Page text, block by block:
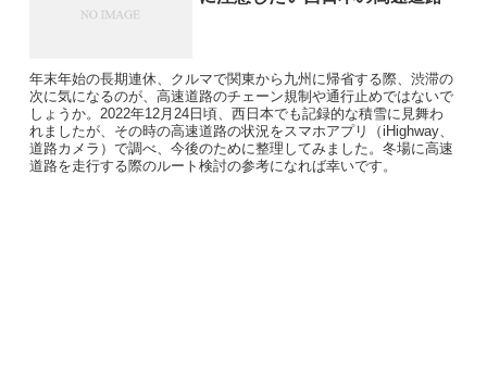
年末年始の長期連休、クルマで関東から九州に帰省する際、渋滞の
次に気になるのが、高速道路のチェーン規制や通行止めではないで
しょうか。2022年12月24日頃、西日本でも記録的な積雪に見舞わ
れましたが、その時の高速道路の状況をスマホアプリ（iHighway、
道路カメラ）で調べ、今後のために整理してみました。冬場に高速
道路を走行する際のルート検討の参考になれば幸いです。